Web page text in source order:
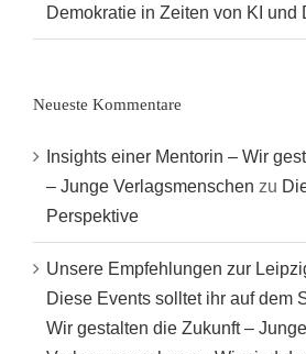
Demokratie in Zeiten von KI und
Neueste Kommentare
Insights einer Mentorin – Wir
– Junge Verlagsmenschen zu
Perspektive
Unsere Empfehlungen zur
Diese Events solltet ihr auf dem
Wir gestalten die Zukunft – Junge